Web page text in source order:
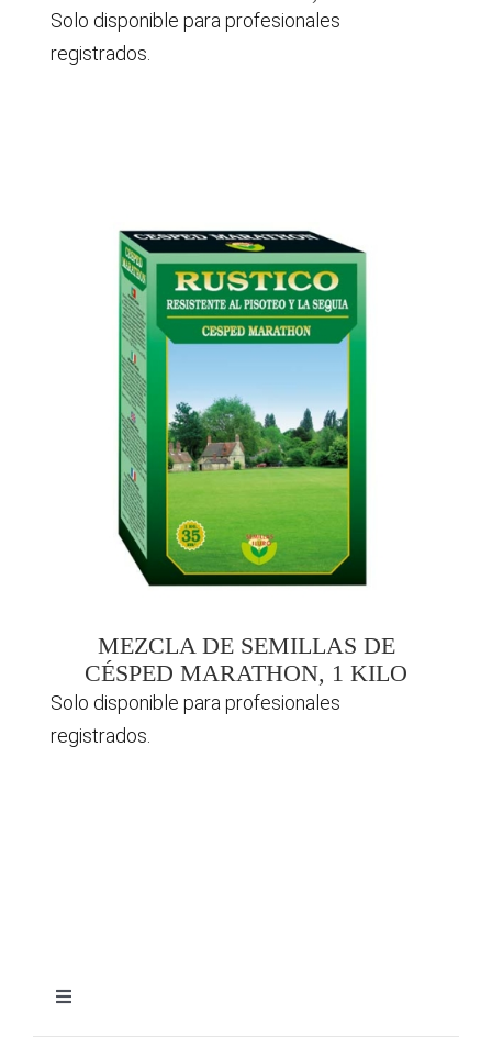
Solo disponible para profesionales
registrados.
MEZCLA DE SEMILLAS DE
CÉSPED MARATHON, 1 KILO
Solo disponible para profesionales
registrados.
Toggle